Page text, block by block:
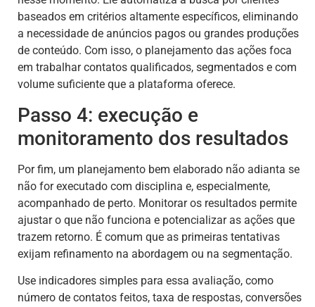
baseados em critérios altamente específicos, eliminando
a necessidade de anúncios pagos ou grandes produções
de conteúdo. Com isso, o planejamento das ações foca
em trabalhar contatos qualificados, segmentados e com
volume suficiente que a plataforma oferece.
Passo 4: execução e
monitoramento dos resultados
Por fim, um planejamento bem elaborado não adianta se
não for executado com disciplina e, especialmente,
acompanhado de perto. Monitorar os resultados permite
ajustar o que não funciona e potencializar as ações que
trazem retorno. É comum que as primeiras tentativas
exijam refinamento na abordagem ou na segmentação.
Use indicadores simples para essa avaliação, como
número de contatos feitos, taxa de respostas, conversões